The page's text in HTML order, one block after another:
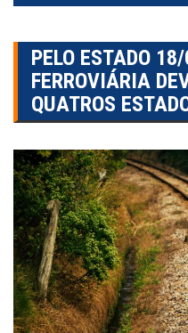
PELO ESTADO
FERROVIÁRIA
QUATROS